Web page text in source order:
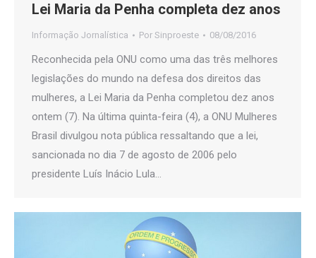
Lei Maria da Penha completa dez anos
Informação Jornalística Por Sinproeste 08/08/2016
Reconhecida pela ONU como uma das três melhores
legislações do mundo na defesa dos direitos das
mulheres, a Lei Maria da Penha completou dez anos
ontem (7). Na última quinta-feira (4), a ONU Mulheres
Brasil divulgou nota pública ressaltando que a lei,
sancionada no dia 7 de agosto de 2006 pelo
presidente Luís Inácio Lula…